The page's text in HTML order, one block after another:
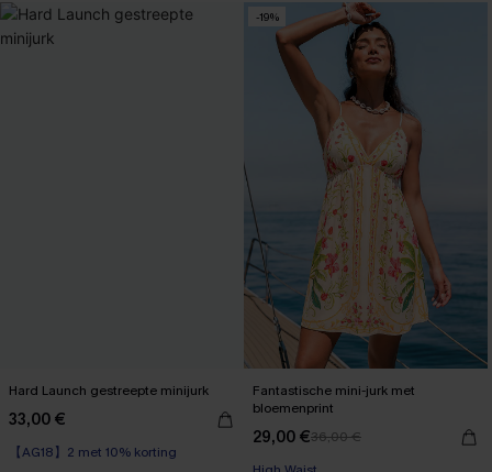
Hard Launch gestreepte minijurk
33,00 €
【AG18】2 met 10% korting
-19%
Fantastische mini-jurk met
bloemenprint
29,00 €36,00 €